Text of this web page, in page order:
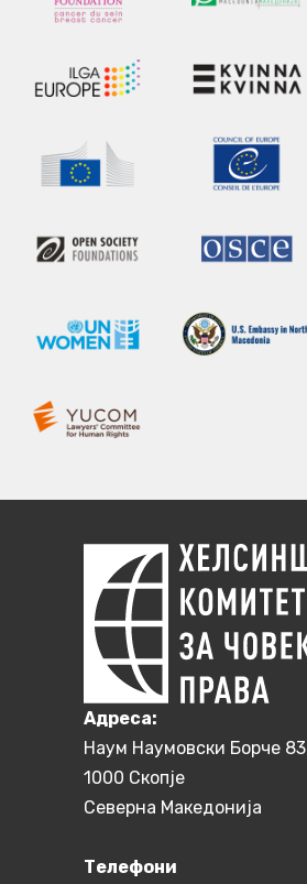
Aдреса:
Наум Наумовски Борче 83
1000 Скопје
Северна Македонија
Телефони